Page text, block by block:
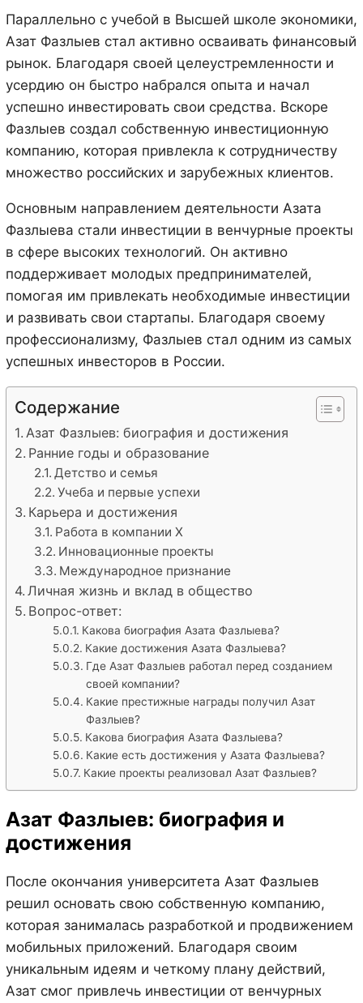
Параллельно с учебой в Высшей школе экономики,
Азат Фазлыев стал активно осваивать финансовый
рынок. Благодаря своей целеустремленности и
усердию он быстро набрался опыта и начал
успешно инвестировать свои средства. Вскоре
Фазлыев создал собственную инвестиционную
компанию, которая привлекла к сотрудничеству
множество российских и зарубежных клиентов.
Основным направлением деятельности Азата
Фазлыева стали инвестиции в венчурные проекты
в сфере высоких технологий. Он активно
поддерживает молодых предпринимателей,
помогая им привлекать необходимые инвестиции
и развивать свои стартапы. Благодаря своему
профессионализму, Фазлыев стал одним из самых
успешных инвесторов в России.
Содержание
Азат Фазлыев: биография и достижения
Ранние годы и образование
Детство и семья
Учеба и первые успехи
Карьера и достижения
Работа в компании X
Инновационные проекты
Международное признание
Личная жизнь и вклад в общество
Вопрос-ответ:
Какова биография Азата Фазлыева?
Какие достижения Азата Фазлыева?
Где Азат Фазлыев работал перед созданием
своей компании?
Какие престижные награды получил Азат
Фазлыев?
Какова биография Азата Фазлыева?
Какие есть достижения у Азата Фазлыева?
Какие проекты реализовал Азат Фазлыев?
Азат Фазлыев: биография и
достижения
После окончания университета Азат Фазлыев
решил основать свою собственную компанию,
которая занималась разработкой и продвижением
мобильных приложений. Благодаря своим
уникальным идеям и четкому плану действий,
Азат смог привлечь инвестиции от венчурных